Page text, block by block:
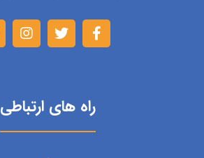
راه های ارتباطی